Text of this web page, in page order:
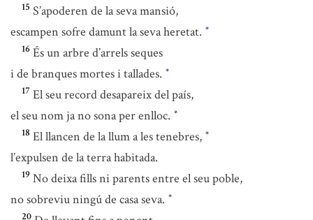
15 S’apoderen de la seva mansió,
escampen sofre damunt la seva heretat. *
16 És un arbre d’arrels seques
i de branques mortes i tallades. *
17 El seu record desapareix del país,
el seu nom ja no sona per enlloc. *
18 El llancen de la llum a les tenebres, *
l’expulsen de la terra habitada.
19 No deixa fills ni parents entre el seu poble,
no sobreviu ningú de casa seva. *
20